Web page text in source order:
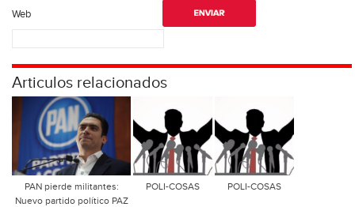
Web
Articulos relacionados
PAN pierde militantes:
Nuevo partido político PAZ
POLI-COSAS POLI-COSAS